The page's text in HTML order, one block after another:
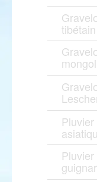
tibétain
mongol
Pluvier
Pluvier